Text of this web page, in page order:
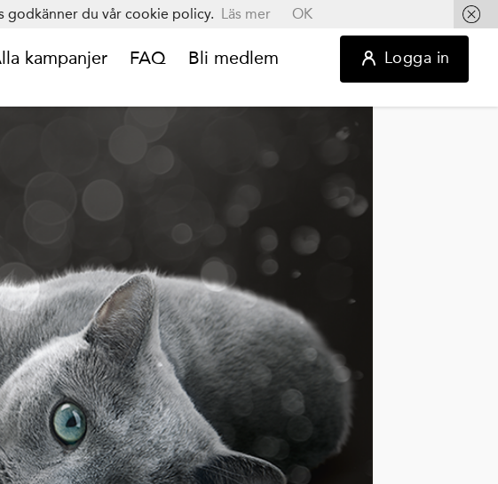
kampanjer FAQ Bli medlem Logga in
godkänner du vår cookie policy. Läs mer OK